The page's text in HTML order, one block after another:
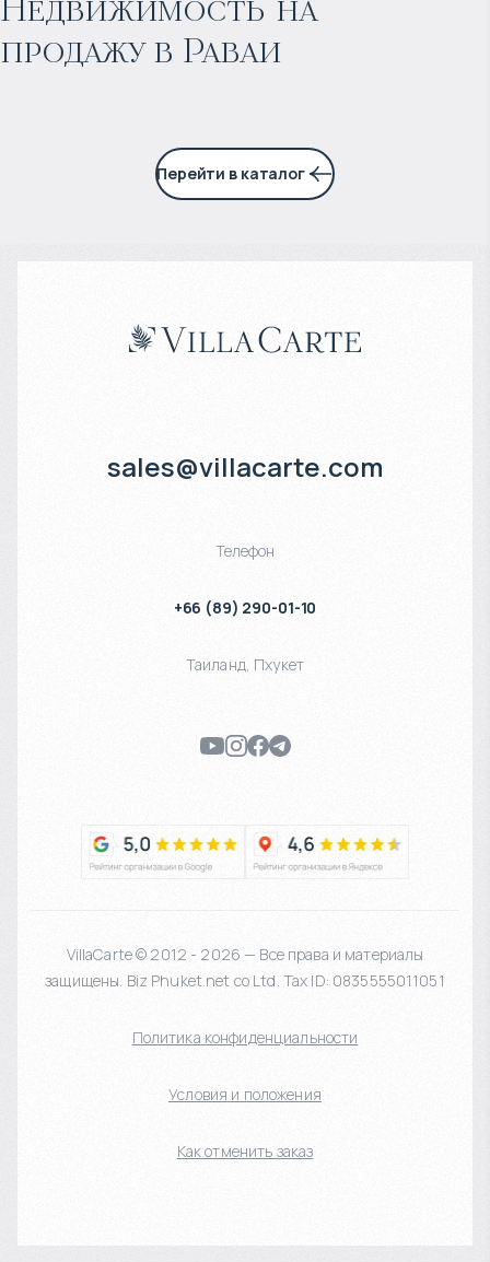
Недвижимость на
продажу в Раваи
6% годовых
Перейти в каталог
sales@villacarte.com
Телефон
+66 (89) 290-01-10
Таиланд, Пхукет
VillaCarte © 2012 - 2026 — Все права и материалы
защищены. Biz Phuket.net co Ltd. Tax ID: 0835555011051
Политика конфиденциальности
Условия и положения
Как отменить заказ